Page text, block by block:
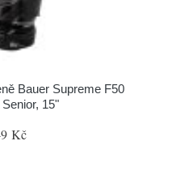
Bauer Supreme F50
15"
Kč